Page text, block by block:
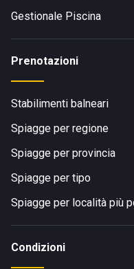
Gestionale Piscina
Prenotazioni
Stabilimenti balneari
Spiagge per regione
Spiagge per provincia
Spiagge per tipo
Spiagge per località più
Condizioni